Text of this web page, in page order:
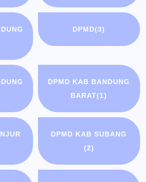
DPMD(3)
DPMD KAB BANDUNG
BARAT(1)
DPMD KAB SUBANG
(2)